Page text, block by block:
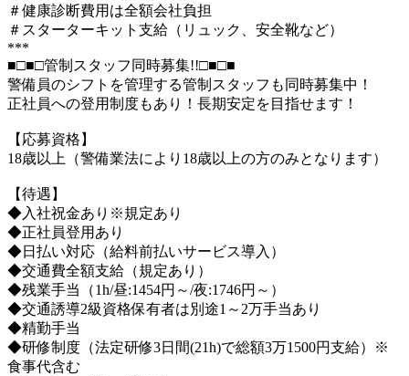
＃健康診断費用は全額会社負担
＃スターターキット支給（リュック、安全靴など）
***
■□■□管制スタッフ同時募集!!□■□■
警備員のシフトを管理する管制スタッフも同時募集中！
正社員への登用制度もあり！長期安定を目指せます！
【応募資格】
18歳以上（警備業法により18歳以上の方のみとなります）
【待遇】
◆入社祝金あり※規定あり
◆正社員登用あり
◆日払い対応（給料前払いサービス導入）
◆交通費全額支給（規定あり）
◆残業手当（1h/昼:1454円～/夜:1746円～）
◆交通誘導2級資格保有者は別途1～2万手当あり
◆精勤手当
◆研修制度（法定研修3日間(21h)で総額3万1500円支給）※
食事代含む